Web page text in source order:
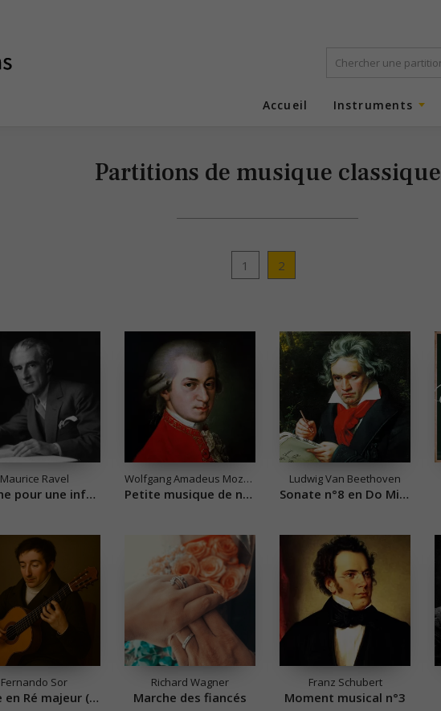
Accueil Instruments
Partitions de musique classique
1 2
Maurice Ravel
Pavane pour une infante défunte
Wolfgang Amadeus Mozart
Petite musique de nuit
Ludwig Van Beethoven
Sonate n°8 en Do Mineur
Fernando Sor
Etude en Ré majeur (Opus 35 n°17)
Richard Wagner
Marche des fiancés
Franz Schubert
Moment musical n°3